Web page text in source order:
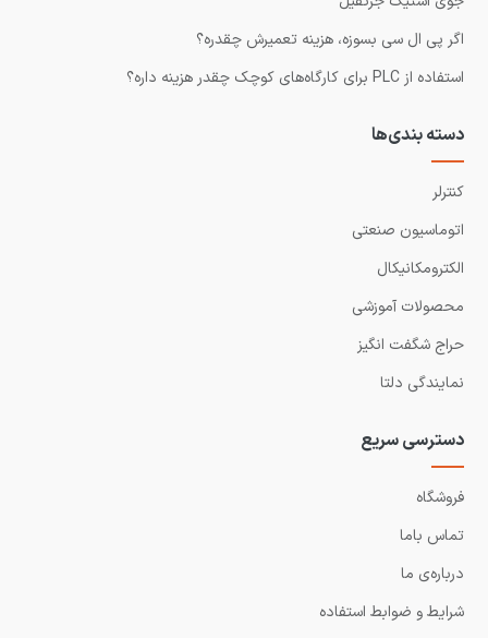
اگر پی ال سی بسوزه، هزینه تعمیرش چقدره؟
استفاده از PLC برای کارگاه‌های کوچک چقدر هزینه داره؟
دسته بندی‌ها
کنترلر
اتوماسیون صنعتی
الکترومکانیکال
محصولات آموزشی
حراج شگفت انگیز
نمایندگی دلتا
دسترسی سریع
فروشگاه
تماس باما
درباره‌ی ما
شرایط و ضوابط استفاده